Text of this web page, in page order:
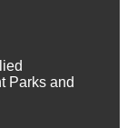
Parks and